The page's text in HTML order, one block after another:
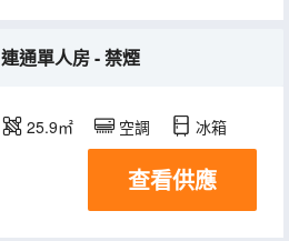
連通單人房 - 禁煙
25.9㎡ 空調 冰箱
查看供應